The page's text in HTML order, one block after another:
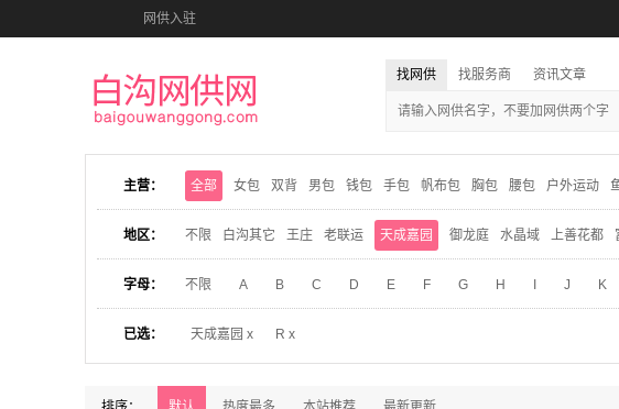
网供入驻
找网供 找服务商 资讯文章
主营： 全部 女包 双背 男包 钱包 手包 帆布包 胸包 腰包 户外运动
地区： 不限 白沟其它 王庄 老联运 天成嘉园 御龙庭 水晶域 上善花都
字母： 不限 A B C D E F G H J K
已选： 天成嘉园 x R x